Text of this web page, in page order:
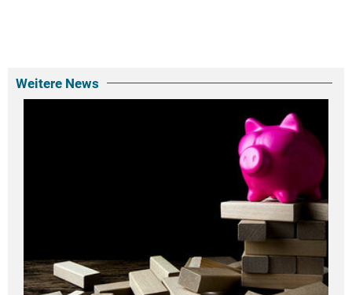
Weitere News